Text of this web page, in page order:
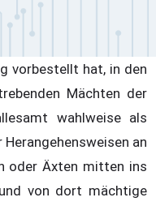
vorbestellt hat, in den
Mächten der
wahlweise als
an
oder Äxten mitten ins
von dort mächtige